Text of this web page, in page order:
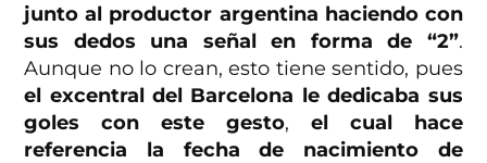
junto al productor argentina haciendo con
sus dedos una señal en forma de “2”.
Aunque no lo crean, esto tiene sentido, pues
el excentral del Barcelona le dedicaba sus
goles con este gesto, el cual hace
referencia la fecha de nacimiento de